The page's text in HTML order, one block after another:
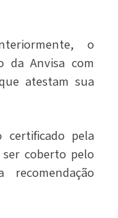
o
da Anvisa com
atestam sua
certificado pela
coberto pelo